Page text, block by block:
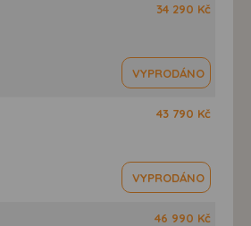
34 290 Kč
VYPRODÁNO
43 790 Kč
VYPRODÁNO
46 990 Kč